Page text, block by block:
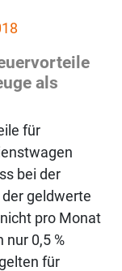
als
für
bei der
geldwerte
pro Monat
nur 0,5 %
für